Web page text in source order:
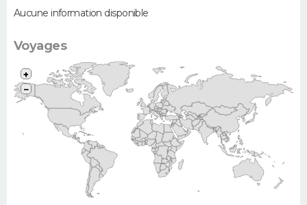
Aucune information disponible
Voyages
+
−